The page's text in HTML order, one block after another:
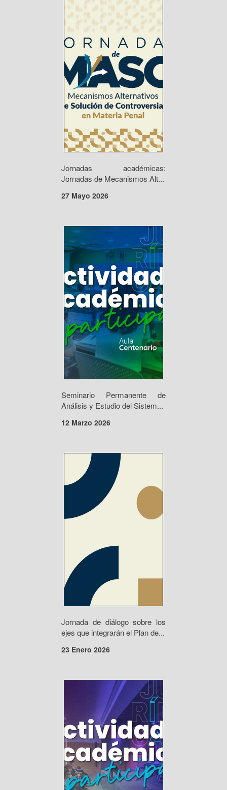
Jornadas académicas:
Jornadas de Mecanismos Alt...
27 Mayo 2026
Seminario Permanente de
Análisis y Estudio del Sistem...
12 Marzo 2026
Jornada de diálogo sobre los
ejes que integrarán el Plan de...
23 Enero 2026